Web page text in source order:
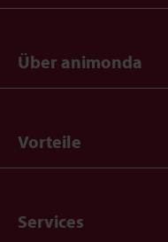
Über animonda
Vorteile
Services